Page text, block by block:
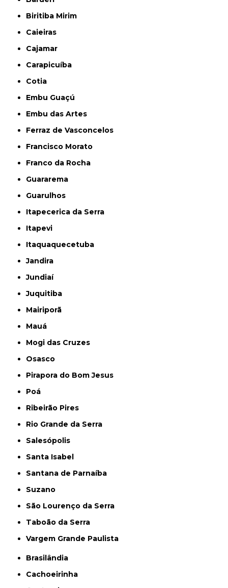
Biritiba Mirim
Caieiras
Cajamar
Carapicuíba
Cotia
Embu Guaçú
Embu das Artes
Ferraz de Vasconcelos
Francisco Morato
Franco da Rocha
Guararema
Guarulhos
Itapecerica da Serra
Itapevi
Itaquaquecetuba
Jandira
Jundiaí
Juquitiba
Mairiporã
Mauá
Mogi das Cruzes
Osasco
Pirapora do Bom Jesus
Poá
Ribeirão Pires
Rio Grande da Serra
Salesópolis
Santa Isabel
Santana de Parnaíba
Suzano
São Lourenço da Serra
Taboão da Serra
Vargem Grande Paulista
Brasilândia
Cachoeirinha